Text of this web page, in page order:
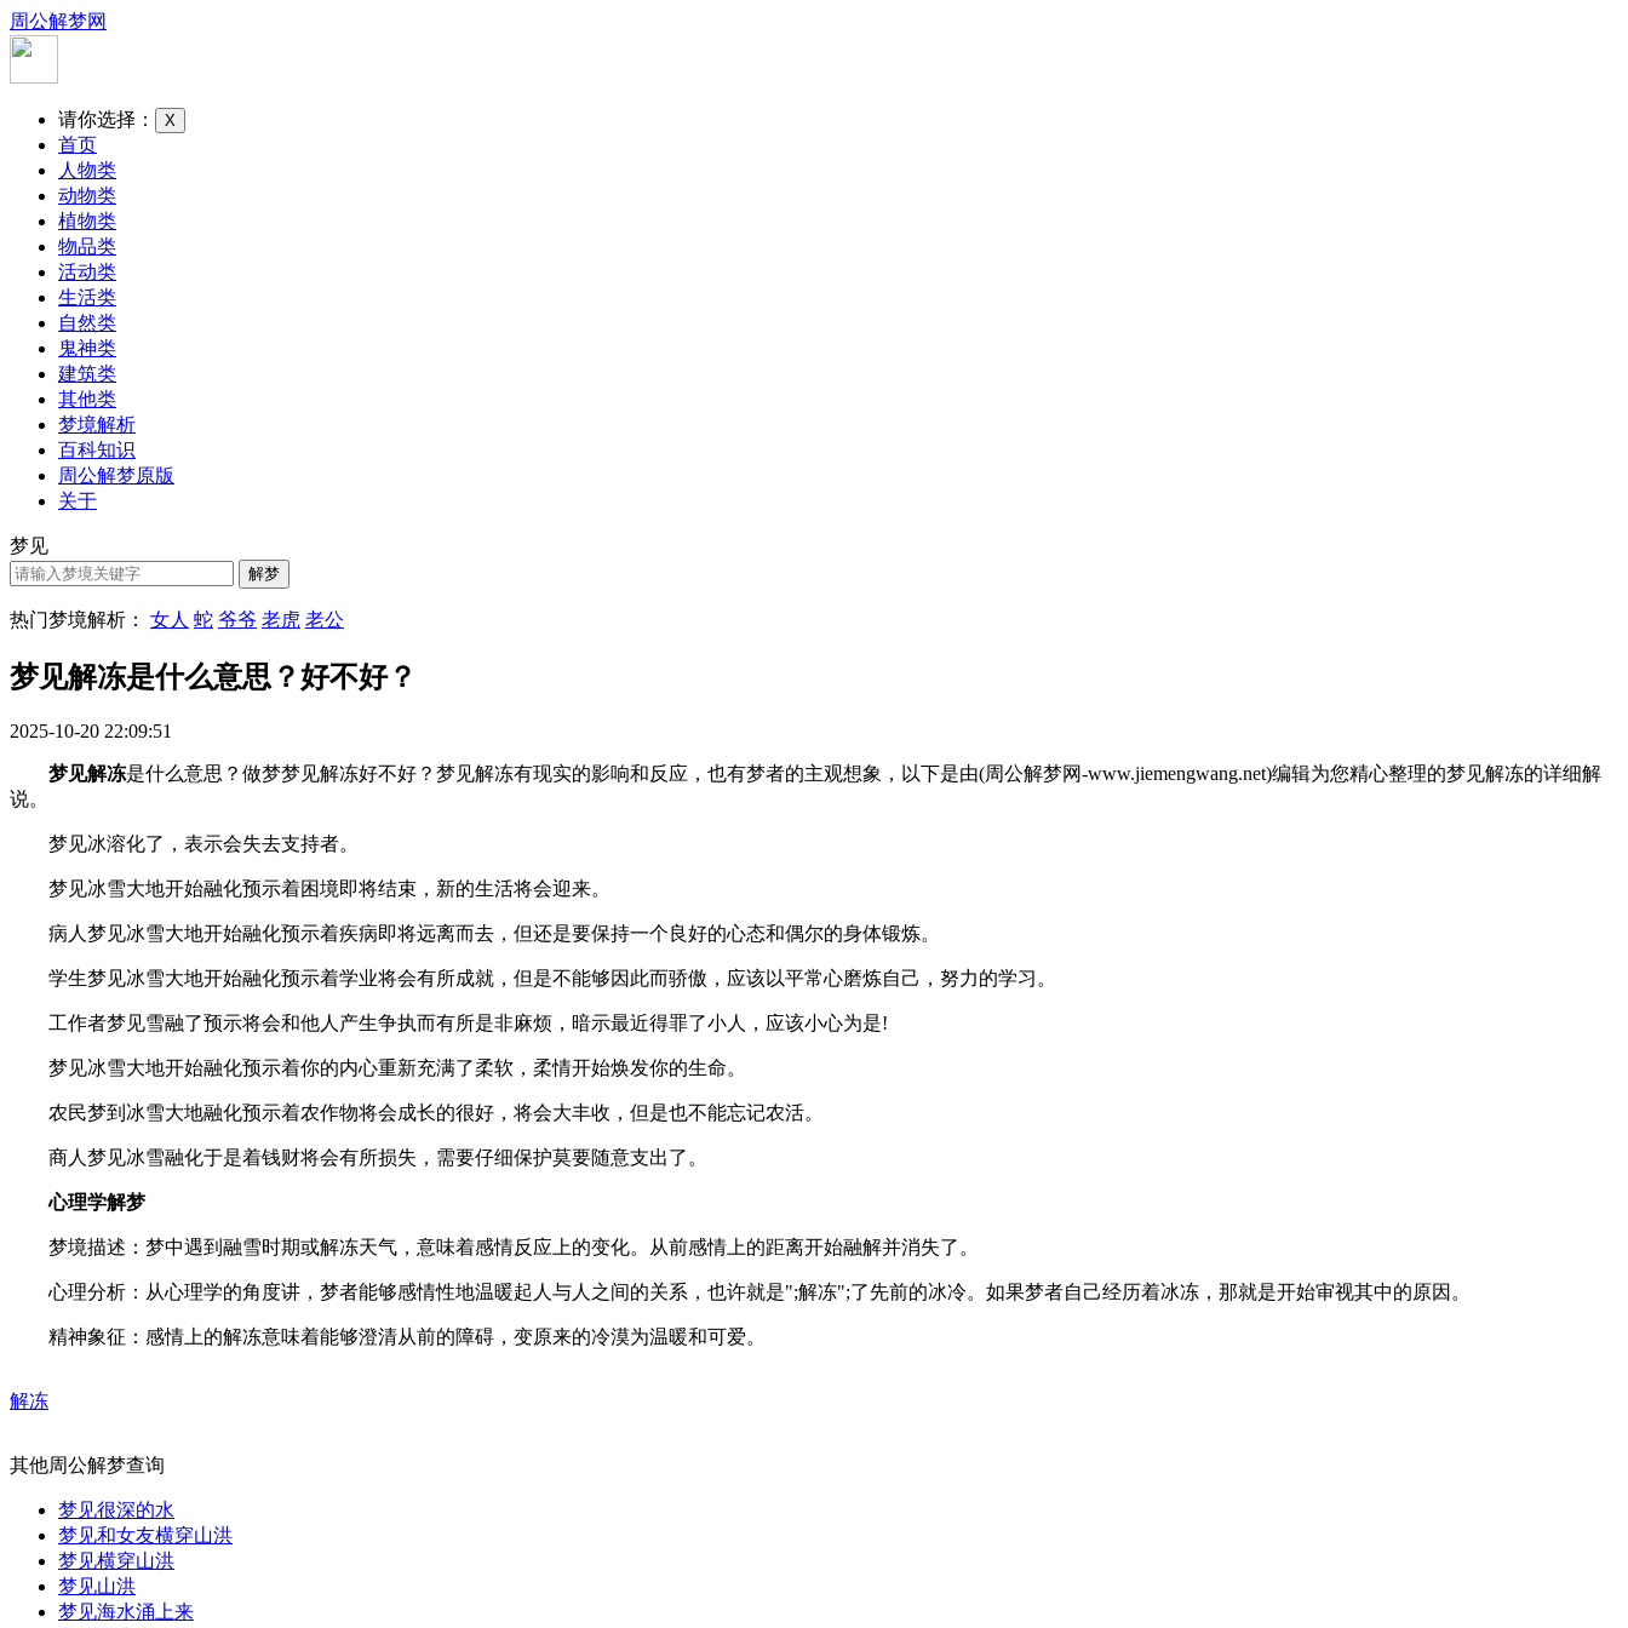
周公解梦网
请你选择： X
首页
人物类
动物类
植物类
物品类
活动类
生活类
自然类
鬼神类
建筑类
其他类
梦境解析
百科知识
周公解梦原版
关于
梦见
热门梦境解析： 女人 蛇 爷爷 老虎 老公
梦见解冻是什么意思？好不好？
2025-10-20 22:09:51
梦见解冻是什么意思？做梦梦见解冻好不好？梦见解冻有现实的影响和反应，也有梦者的主观想象，以下是由(周公解梦网-www.jiemengwang.net)编辑为您精心整理的梦见解冻的详细解
说。
梦见冰溶化了，表示会失去支持者。
梦见冰雪大地开始融化预示着困境即将结束，新的生活将会迎来。
病人梦见冰雪大地开始融化预示着疾病即将远离而去，但还是要保持一个良好的心态和偶尔的身体锻炼。
学生梦见冰雪大地开始融化预示着学业将会有所成就，但是不能够因此而骄傲，应该以平常心磨炼自己，努力的学习。
工作者梦见雪融了预示将会和他人产生争执而有所是非麻烦，暗示最近得罪了小人，应该小心为是!
梦见冰雪大地开始融化预示着你的内心重新充满了柔软，柔情开始焕发你的生命。
农民梦到冰雪大地融化预示着农作物将会成长的很好，将会大丰收，但是也不能忘记农活。
商人梦见冰雪融化于是着钱财将会有所损失，需要仔细保护莫要随意支出了。
心理学解梦
梦境描述：梦中遇到融雪时期或解冻天气，意味着感情反应上的变化。从前感情上的距离开始融解并消失了。
心理分析：从心理学的角度讲，梦者能够感情性地温暖起人与人之间的关系，也许就是";解冻";了先前的冰冷。如果梦者自己经历着冰冻，那就是开始审视其中的原因。
精神象征：感情上的解冻意味着能够澄清从前的障碍，变原来的冷漠为温暖和可爱。
解冻
其他周公解梦查询
梦见很深的水
梦见和女友横穿山洪
梦见横穿山洪
梦见山洪
梦见海水涌上来